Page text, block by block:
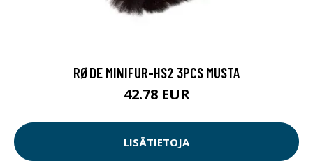
RØDE MINIFUR-HS2 3PCS MUSTA
42.78 EUR
LISÄTIETOJA